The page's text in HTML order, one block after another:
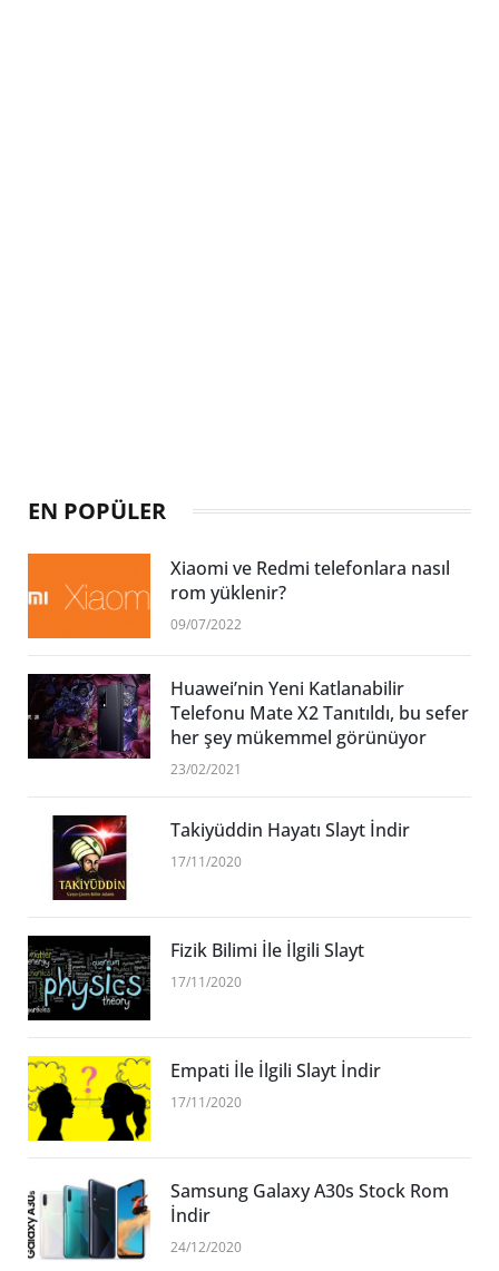
EN POPÜLER
Xiaomi ve Redmi telefonlara nasıl
rom yüklenir?
09/07/2022
Huawei’nin Yeni Katlanabilir
Telefonu Mate X2 Tanıtıldı, bu sefer
her şey mükemmel görünüyor
23/02/2021
Takiyüddin Hayatı Slayt İndir
17/11/2020
Fizik Bilimi İle İlgili Slayt
17/11/2020
Empati İle İlgili Slayt İndir
17/11/2020
Samsung Galaxy A30s Stock Rom
İndir
24/12/2020